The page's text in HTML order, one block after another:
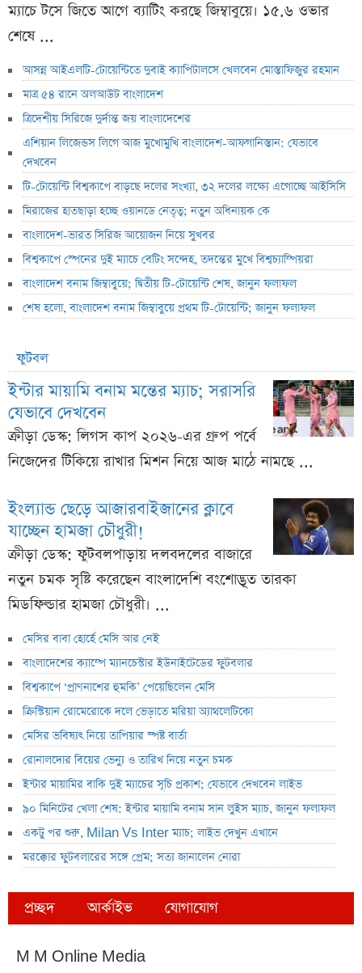
ম্যাচে টসে জিতে আগে ব্যাটিং করছে জিম্বাবুয়ে। ১৫.৬ ওভার
শেষে ...
আসন্ন আইএলটি-টোয়েন্টিতে দুবাই ক্যাপিটালসে খেলবেন মোস্তাফিজুর রহমান
মাত্র ৫৪ রানে অলআউট বাংলাদেশ
ত্রিদেশীয় সিরিজে দুর্দান্ত জয় বাংলাদেশের
এশিয়ান লিজেন্ডস লিগে আজ মুখোমুখি বাংলাদেশ-আফগানিস্তান: যেভাবে
দেখবেন
টি-টোয়েন্টি বিশ্বকাপে বাড়ছে দলের সংখ্যা, ৩২ দলের লক্ষ্যে এগোচ্ছে আইসিসি
মিরাজের হাতছাড়া হচ্ছে ওয়ানডে নেতৃত্ব; নতুন অধিনায়ক কে
বাংলাদেশ-ভারত সিরিজ আয়োজন নিয়ে সুখবর
বিশ্বকাপে স্পেনের দুই ম্যাচে বেটিং সন্দেহ, তদন্তের মুখে বিশ্বচ্যাম্পিয়রা
বাংলাদেশ বনাম জিম্বাবুয়ে; দ্বিতীয় টি-টোয়েন্টি শেষ, জানুন ফলাফল
শেষ হলো, বাংলাদেশ বনাম জিম্বাবুয়ে প্রথম টি-টোয়েন্টি; জানুন ফলাফল
ফুটবল
ইন্টার মায়ামি বনাম মন্তের ম্যাচ; সরাসরি
যেভাবে দেখবেন
ক্রীড়া ডেস্ক: লিগস কাপ ২০২৬-এর গ্রুপ পর্বে
নিজেদের টিকিয়ে রাখার মিশন নিয়ে আজ মাঠে নামছে ...
ইংল্যান্ড ছেড়ে আজারবাইজানের ক্লাবে
যাচ্ছেন হামজা চৌধুরী!
ক্রীড়া ডেস্ক: ফুটবলপাড়ায় দলবদলের বাজারে
নতুন চমক সৃষ্টি করেছেন বাংলাদেশি বংশোদ্ভূত তারকা
মিডফিল্ডার হামজা চৌধুরী। ...
মেসির বাবা হোর্হে মেসি আর নেই
বাংলাদেশের ক্যাম্পে ম্যানচেস্টার ইউনাইটেডের ফুটবলার
বিশ্বকাপে ‘প্রাণনাশের হুমকি’ পেয়েছিলেন মেসি
ক্রিস্টিয়ান রোমেরোকে দলে ভেড়াতে মরিয়া অ্যাথলেটিকো
মেসির ভবিষ্যৎ নিয়ে তাপিয়ার স্পষ্ট বার্তা
রোনালদোর বিয়ের ভেন্যু ও তারিখ নিয়ে নতুন চমক
ইন্টার মায়ামির বাকি দুই ম্যাচের সূচি প্রকাশ; যেভাবে দেখবেন লাইভ
৯০ মিনিটের খেলা শেষ: ইন্টার মায়ামি বনাম সান লুইস ম্যাচ, জানুন ফলাফল
একটু পর শুরু, Milan Vs Inter ম্যাচ; লাইভ দেখুন এখানে
মরক্কোর ফুটবলারের সঙ্গে প্রেম; সত্য জানালেন নোরা
প্রচ্ছদ আর্কাইভ যোগাযোগ
M M Online Media